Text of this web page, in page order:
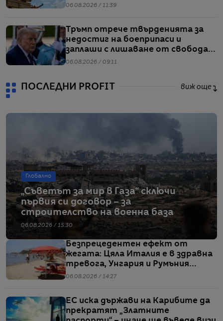
Балтийския регион
06.08.2026 / 11:39
Тръмп отрече твърденията за
недостиг на боеприпаси и
заплаши с лишаване от свобода
хората, които разпространяват
06.08.2026 / 09:11
ПОСЛЕДНИ PROFIT виж още
Глобално
„Съветът за мир в Газа“ сключи
първия си договор – за
строителство на военна база
06.08.2026 / 15:30
Безпрецедентен ефект от
жегата: Цяла Италия е в здравна
тревога, Унгария и Румъния
пестят електричество
06.08.2026 / 14:27
ЕС иска държави на Карибите да
прекратят „Златните